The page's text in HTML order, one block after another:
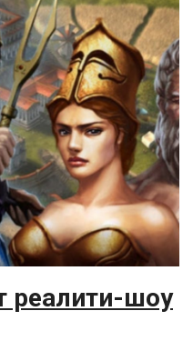
реалити-шоу